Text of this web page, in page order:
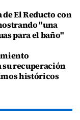
El Reducto con
"una
para el baño"
recuperación
históricos